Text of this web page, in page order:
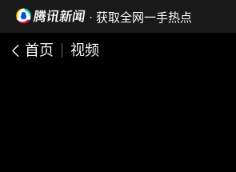
· 获取全网一手热点
首页 视频